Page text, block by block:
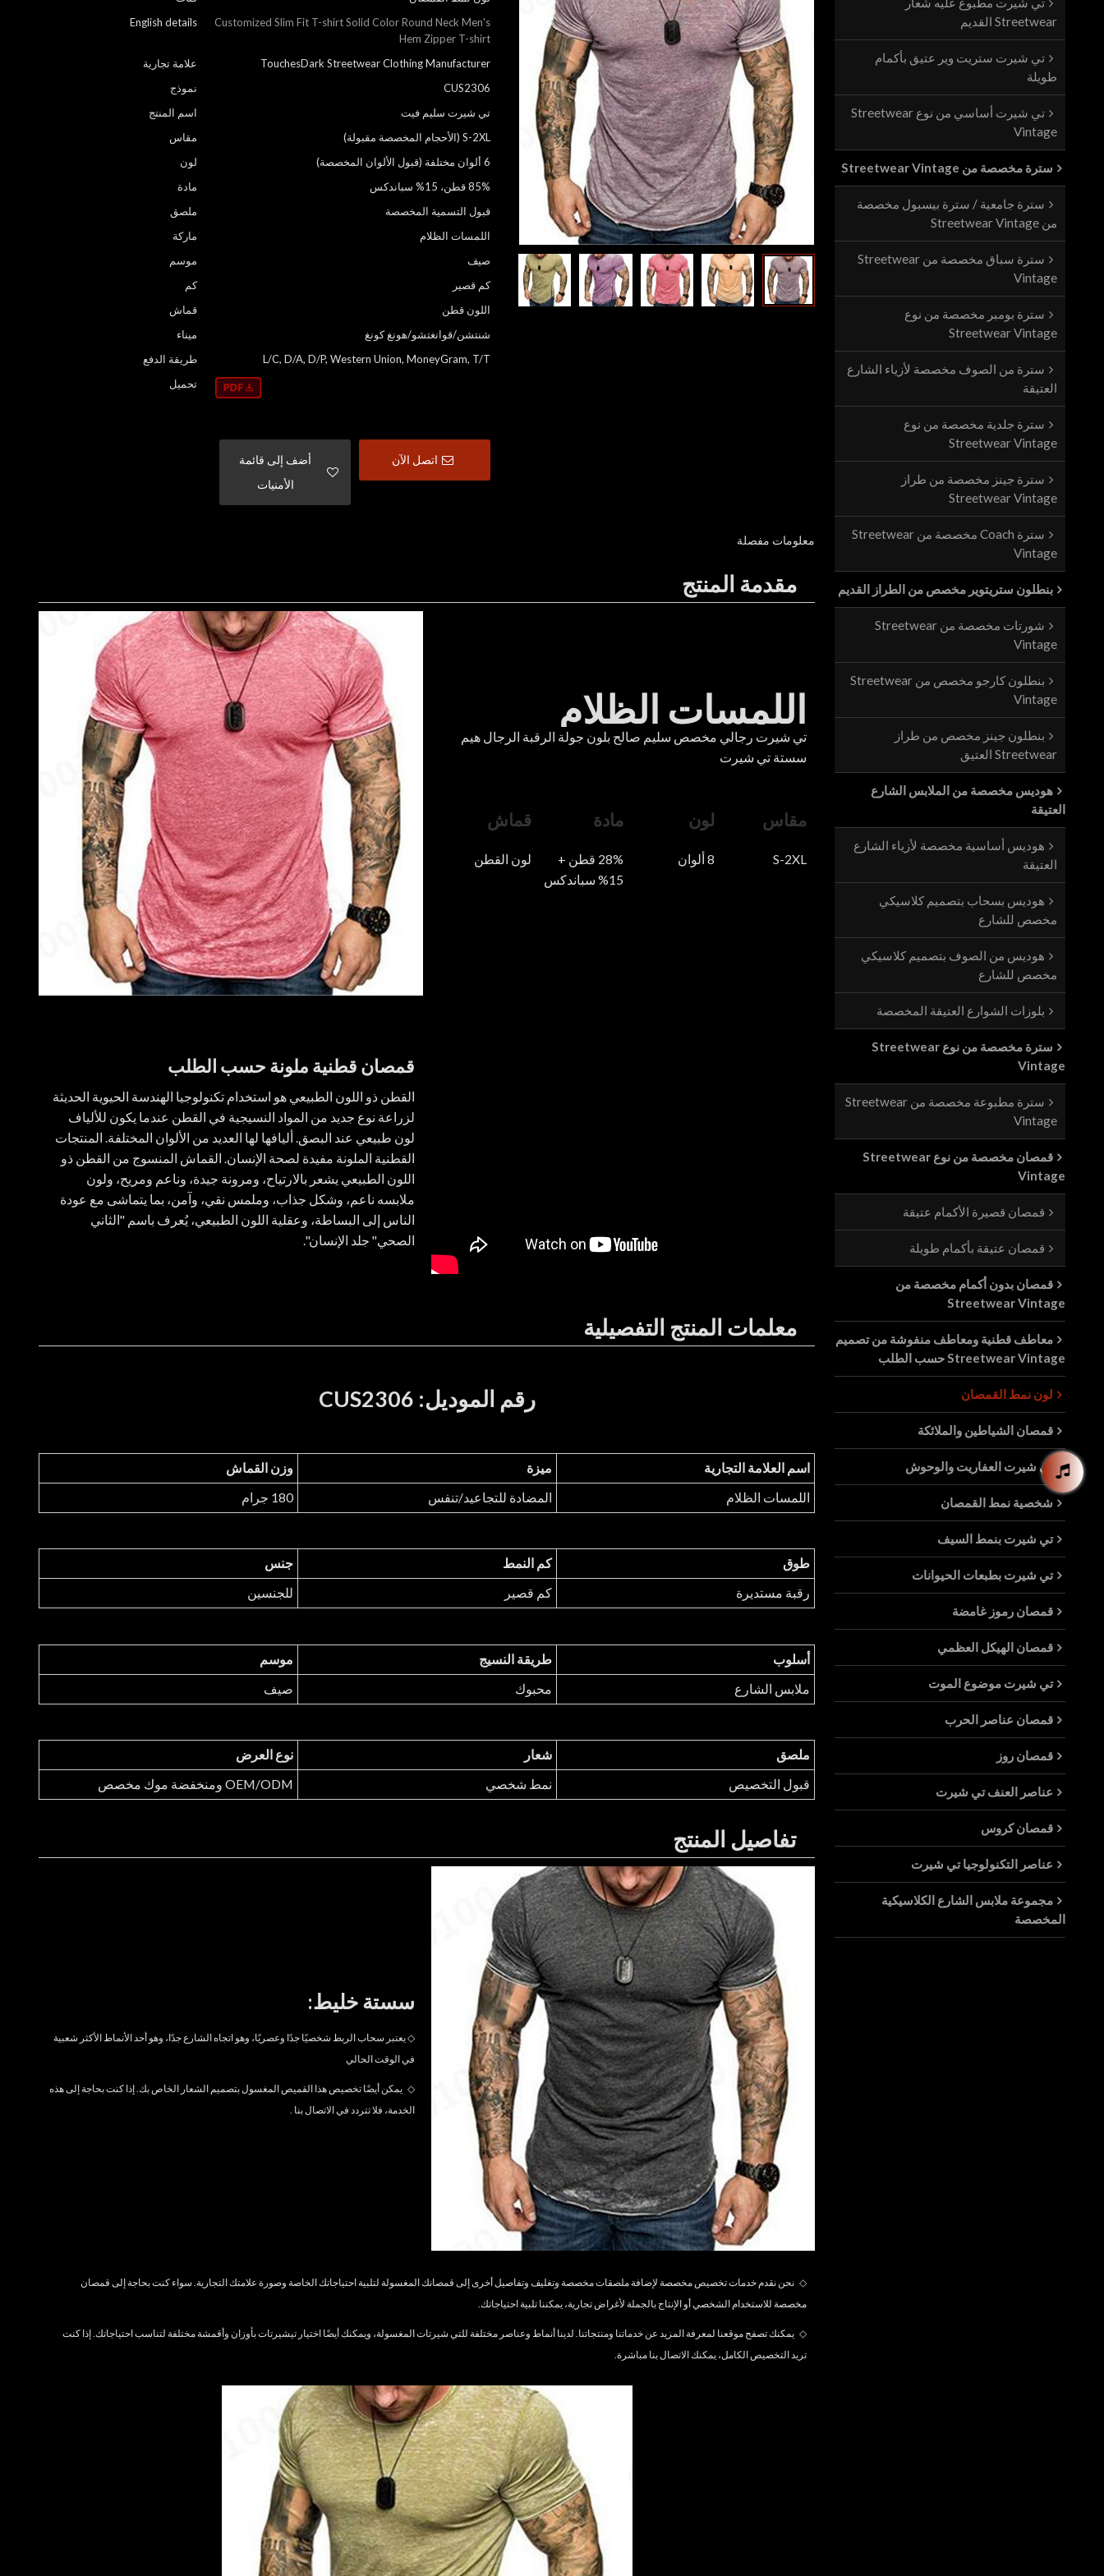
English details
Customized Slim Fit T-shirt Solid Color Round Neck Men's
Hem Zipper T-shirt
علامة تجارية
TouchesDark Streetwear Clothing Manufacturer
نموذج
CUS2306
اسم المنتج
تي شيرت سليم فيت
مقاس
S-2XL (الأحجام المخصصة مقبولة)
لون
6 ألوان مختلفة (قبول الألوان المخصصة)
مادة
85% قطن، 15% سباندكس
ملصق
قبول التسمية المخصصة
ماركة
اللمسات الظلام
موسم
صيف
كم
كم قصير
قماش
اللون قطن
ميناء
شنتشن/قوانغتشو/هونغ كونغ
طريقة الدفع
L/C, D/A, D/P, Western Union, MoneyGram, T/T
تحميل
اتصل الآن
أضف إلى قائمة
الأمنيات
معلومات مفصلة
مقدمة المنتج
اللمسات الظلام
تي شيرت رجالي مخصص سليم صالح بلون جولة الرقبة الرجال هيم
سستة تي شيرت
مقاس
S-2XL
لون
8 ألوان
مادة
28% قطن +
15% سباندكس
قماش
لون القطن
قمصان قطنية ملونة حسب الطلب
القطن ذو اللون الطبيعي هو استخدام تكنولوجيا الهندسة الحيوية الحديثة
لزراعة نوع جديد من المواد النسيجية في القطن عندما يكون للألياف
لون طبيعي عند البصق. أليافها لها العديد من الألوان المختلفة. المنتجات
القطنية الملونة مفيدة لصحة الإنسان. القماش المنسوج من القطن ذو
اللون الطبيعي يشعر بالارتياح، ومرونة جيدة، وناعم ومريح، ولون
ملابسه ناعم، وشكل جذاب، وملمس نقي، وآمن، بما يتماشى مع عودة
الناس إلى البساطة، وعقلية اللون الطبيعي، يُعرف باسم "الثاني
الصحي" جلد الإنسان".
معلمات المنتج التفصيلية
رقم الموديل: CUS2306
اسم العلامة التجارية ميزة
وزن القماش
اللمسات الظلام
المضادة للتجاعيد/تنفس 180 جرام
طوق كم النمط
جنس
رقبة مستديرة
كم قصير للجنسين
أسلوب طريقة النسيج
موسم
ملابس الشارع
محبوك صيف
ملصق شعار
نوع العرض
قبول التخصيص
نمط شخصي OEM/ODM ومنخفضة موك مخصص
تفاصيل المنتج
سستة خليط:
◇ يعتبر سحاب الربط شخصيًا جدًا وعصريًا، وهو اتجاه الشارع جدًا، وهو أحد الأنماط الأكثر شعبية
في الوقت الحالي
◇ يمكن أيضًا تخصيص هذا القميص المغسول بتصميم الشعار الخاص بك. إذا كنت بحاجة إلى هذه
الخدمة، فلا تتردد فيالاتصال بنا .
◇ نحن نقدم خدمات تخصيص مخصصة لإضافة ملصقات مخصصة وتغليف وتفاصيل أخرى إلى قمصانك المغسولة لتلبية احتياجاتك الخاصة وصورة علامتك التجارية. سواء كنت بحاجة إلى قمصان
مخصصة للاستخدام الشخصي أو الإنتاج بالجملة لأغراض تجارية، يمكننا تلبية احتياجاتك.
◇ يمكنك تصفح موقعنا لمعرفة المزيد عن خدماتنا ومنتجاتنا. لدينا أنماط وعناصر مختلفة للتي شيرتات المغسولة، ويمكنك أيضًا اختيار تيشيرتات بأوزان وأقمشة مختلفة لتناسب احتياجاتك. إذا كنت
تريد التخصيص الكامل، يمكنكالاتصال بنا مباشرة.
Streetwear القديم
تي شيرت ستريت وير عتيق بأكمام
طويلة
تي شيرت أساسي من نوع Streetwear
Vintage
سترة مخصصة من Streetwear Vintage
سترة جامعية / سترة بيسبول مخصصة
من Streetwear Vintage
سترة سباق مخصصة من Streetwear
Vintage
سترة بومبر مخصصة من نوع
Streetwear Vintage
سترة من الصوف مخصصة لأزياء الشارع
العتيقة
سترة جلدية مخصصة من نوع
Streetwear Vintage
سترة جينز مخصصة من طراز
Streetwear Vintage
سترة Coach مخصصة من Streetwear
Vintage
بنطلون ستريتوير مخصص من الطراز القديم
شورتات مخصصة من Streetwear
Vintage
بنطلون كارجو مخصص من Streetwear
Vintage
بنطلون جينز مخصص من طراز
Streetwear العتيق
هوديس مخصصة من الملابس الشارع
العتيقة
هوديس أساسية مخصصة لأزياء الشارع
العتيقة
هوديس بسحاب بتصميم كلاسيكي
مخصص للشارع
هوديس من الصوف بتصميم كلاسيكي
مخصص للشارع
بلوزات الشوارع العتيقة المخصصة
سترة مخصصة من نوع Streetwear
Vintage
سترة مطبوعة مخصصة من Streetwear
Vintage
قمصان مخصصة من نوع Streetwear
Vintage
قمصان قصيرة الأكمام عتيقة
قمصان عتيقة بأكمام طويلة
قمصان بدون أكمام مخصصة من
Streetwear Vintage
معاطف قطنية ومعاطف منفوشة من تصميم
Streetwear Vintage حسب الطلب
لون نمط القمصان
قمصان الشياطين والملائكة
تي شيرت العفاريت والوحوش
شخصية نمط القمصان
تي شيرت بنمط السيف
تي شيرت بطبعات الحيوانات
قمصان رموز غامضة
قمصان الهيكل العظمي
تي شيرت موضوع الموت
قمصان عناصر الحرب
قمصان روز
عناصر العنف تي شيرت
قمصان كروس
عناصر التكنولوجيا تي شيرت
مجموعة ملابس الشارع الكلاسيكية
المخصصة